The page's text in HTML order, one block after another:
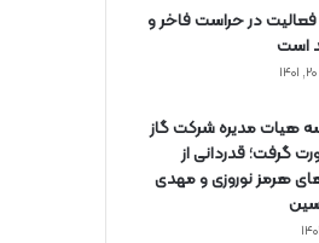
فعالیت در حراست فاخر و
است
هیات مدیره شرکت گاز
گرفت؛ قدردانی از
هرمز نوروزی و مهدی